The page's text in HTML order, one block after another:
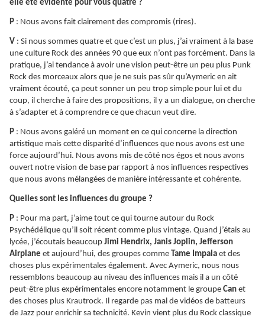
elle été évidente pour vous quatre ?
P : Nous avons fait clairement des compromis (rires).
V : Si nous sommes quatre et que c’est un plus, j’ai vraiment à la base
une culture Rock des années 90 que eux n’ont pas forcément. Dans la
pratique, j’ai tendance à avoir une vision peut-être un peu plus Punk
Rock des morceaux alors que je ne suis pas sûr qu’Aymeric en ait
vraiment écouté, ça peut sonner un peu trop simple pour lui et du
coup, il cherche à faire des propositions, il y a un dialogue, on cherche
à s’adapter et à comprendre ce que chacun veut dire.
P : Nous avons galéré un moment en ce qui concerne la direction
artistique mais cette disparité d’influences que nous avons est une
force aujourd’hui. Nous avons mis de côté nos égos et nous avons
ouvert notre vision de base par rapport à nos influences respectives
que nous avons mélangées de manière intéressante et cohérente.
Quelles sont les influences du groupe ?
P : Pour ma part, j’aime tout ce qui tourne autour du Rock
Psychédélique qu’il soit récent comme plus vintage. Quand j’étais au
lycée, j’écoutais beaucoup Jimi Hendrix, Janis Joplin, Jefferson
Airplane et aujourd’hui, des groupes comme Tame Impala et des
choses plus expérimentales également. Avec Aymeric, nous nous
ressemblons beaucoup au niveau des influences mais il a un côté
peut-être plus expérimentales encore notamment le groupe Can et
des choses plus Krautrock. Il regarde pas mal de vidéos de batteurs
de Jazz pour enrichir sa technicité. Kevin vient plus du Rock classique